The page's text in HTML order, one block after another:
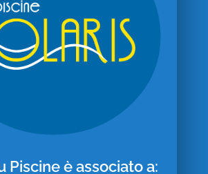
Piscine è associato a: